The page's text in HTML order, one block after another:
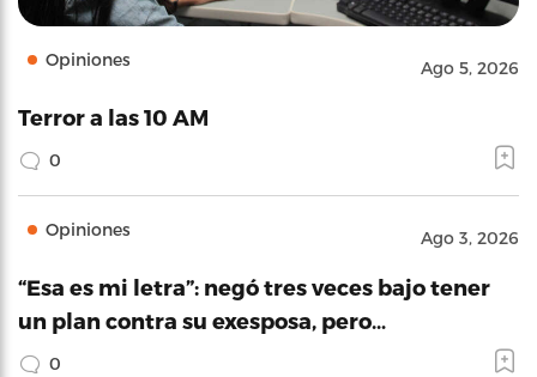
Opiniones Ago 5, 2026
Terror a las 10 AM
0
Opiniones Ago 3, 2026
“Esa es mi letra”: negó tres veces bajo tener
un plan contra su exesposa, pero…
0